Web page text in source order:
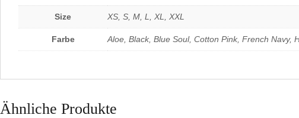
Size XS, S, M, L, XL, XXL
Farbe Aloe, Black, Blue Soul, Cotton Pink, French Navy,
Ähnliche Produkte